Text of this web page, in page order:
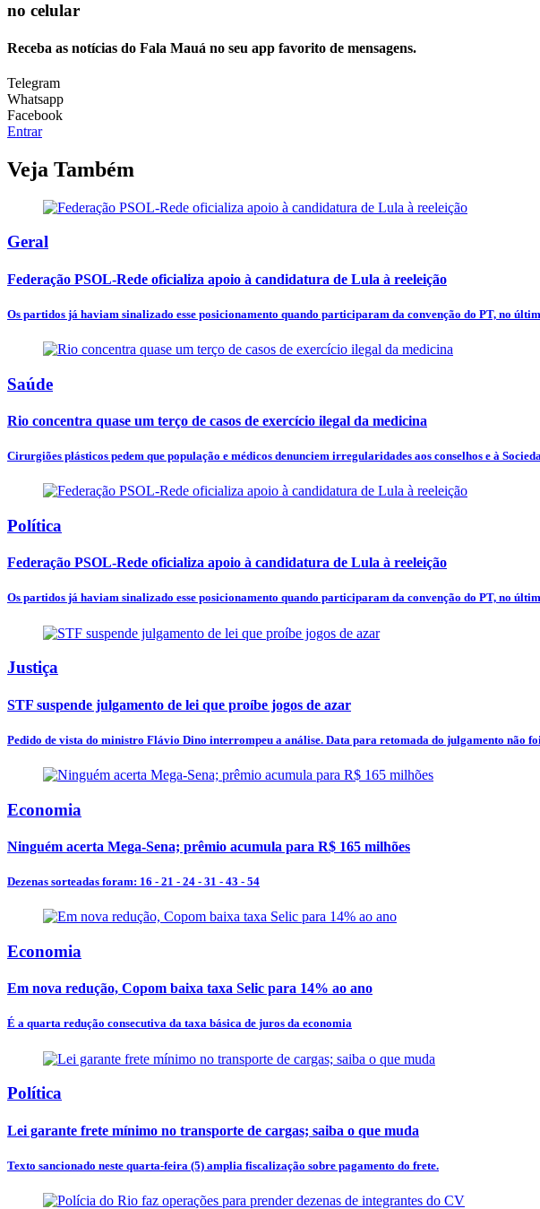
no celular
Receba as notícias do Fala Mauá no seu app favorito de mensagens.
Telegram
Whatsapp
Facebook
Entrar
Veja Também
Geral
Federação PSOL-Rede oficializa apoio à candidatura de Lula à reeleição
Os partidos já haviam sinalizado esse posicionamento quando participaram da convenção do PT, no
Saúde
Rio concentra quase um terço de casos de exercício ilegal da medicina
Cirurgiões plásticos pedem que população e médicos denunciem irregularidades aos conselhos e à
Política
Federação PSOL-Rede oficializa apoio à candidatura de Lula à reeleição
Os partidos já haviam sinalizado esse posicionamento quando participaram da convenção do PT, no
Justiça
STF suspende julgamento de lei que proíbe jogos de azar
Pedido de vista do ministro Flávio Dino interrompeu a análise. Data para retomada do julgamento não
Economia
Ninguém acerta Mega-Sena; prêmio acumula para R$ 165 milhões
Dezenas sorteadas foram: 16 - 21 - 24 - 31 - 43 - 54
Economia
Em nova redução, Copom baixa taxa Selic para 14% ao ano
É a quarta redução consecutiva da taxa básica de juros da economia
Política
Lei garante frete mínimo no transporte de cargas; saiba o que muda
Texto sancionado neste quarta-feira (5) amplia fiscalização sobre pagamento do frete.